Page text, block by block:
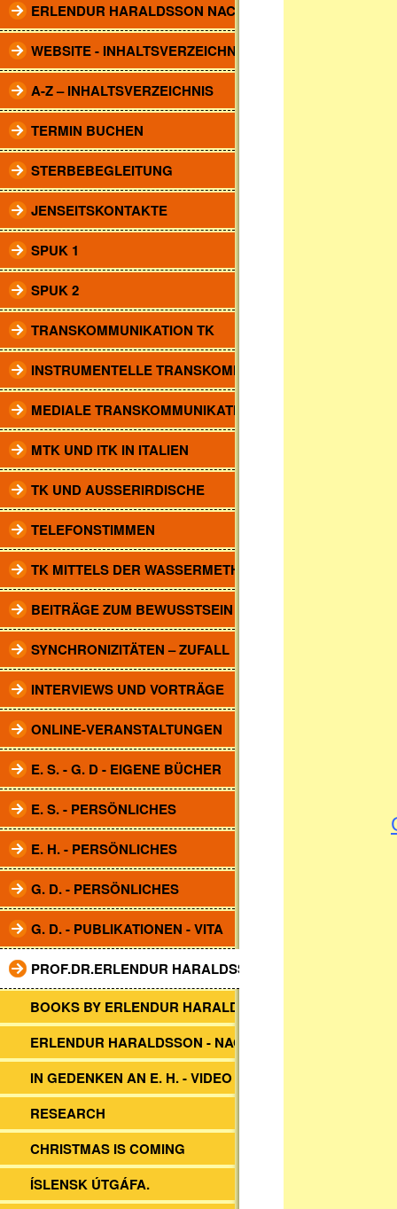
ERLENDUR HARALDSSON NACHRUF
WEBSITE - INHALTSVERZEICHNIS
A-Z – INHALTSVERZEICHNIS
TERMIN BUCHEN
STERBEBEGLEITUNG
JENSEITSKONTAKTE
SPUK 1
SPUK 2
TRANSKOMMUNIKATION TK
INSTRUMENTELLE TRANSKOMM.
MEDIALE TRANSKOMMUNIKATION
MTK UND ITK IN ITALIEN
TK UND AUSSERIRDISCHE
TELEFONSTIMMEN
TK MITTELS DER WASSERMETHODE
BEITRÄGE ZUM BEWUSSTSEIN
SYNCHRONIZITÄTEN – ZUFALL
INTERVIEWS UND VORTRÄGE
ONLINE-VERANSTALTUNGEN
E. S. - G. D - EIGENE BÜCHER
E. S. - PERSÖNLICHES
E. H. - PERSÖNLICHES
G. D. - PERSÖNLICHES
G. D. - PUBLIKATIONEN - VITA
PROF.DR.ERLENDUR HARALDSSON
BOOKS BY ERLENDUR HARALDSSON
ERLENDUR HARALDSSON - NACHRUF
IN GEDENKEN AN E. H. - VIDEO
RESEARCH
CHRISTMAS IS COMING
ÍSLENSK ÚTGÁFA.